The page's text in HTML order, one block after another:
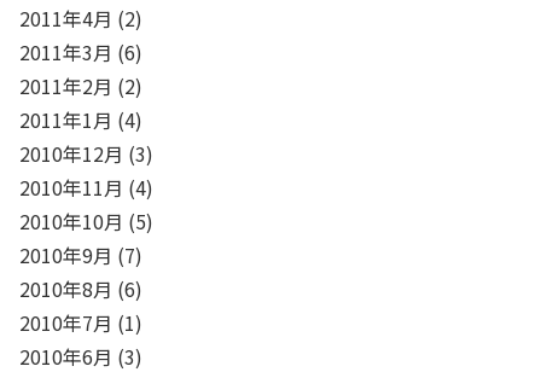
2011年4月 (2)
2011年3月 (6)
2011年2月 (2)
2011年1月 (4)
2010年12月 (3)
2010年11月 (4)
2010年10月 (5)
2010年9月 (7)
2010年8月 (6)
2010年7月 (1)
2010年6月 (3)